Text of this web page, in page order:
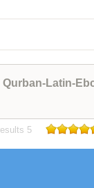
Latin-
5